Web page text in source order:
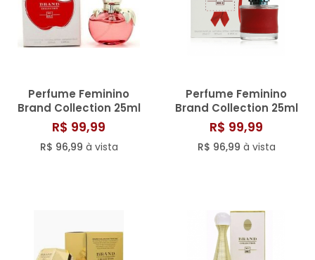
Perfume Feminino
Brand Collection 25ml
N° 017
R$ 99,99
R$ 96,99 à vista
Perfume Feminino
Brand Collection 25ml
N° 003
R$ 99,99
R$ 96,99 à vista